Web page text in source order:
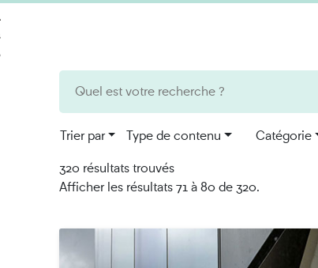
Aller
au
contenu
Aller
à
la
Trier par Type de contenu
Catégorie
320 résultats trouvés
Afficher les résultats 71 à 80 de 320.